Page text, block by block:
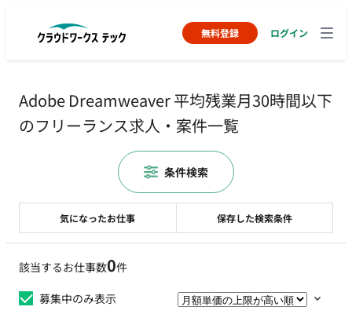
無料登録 ログイン
Adobe Dreamweaver 平均残業月30時間以下
のフリーランス求人・案件一覧
該当するお仕事数0件
募集中のみ表示
気になったお仕事 保存した検索条件
条件検索